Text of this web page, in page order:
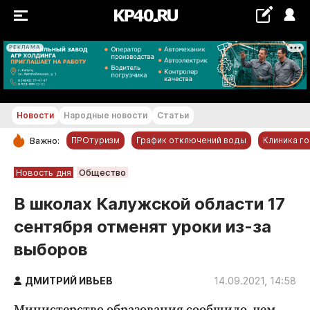
РЕКЛАМА
+22...+23 °С
РУБРИКИ
Новости компаний
Статьи
Народные новости
Авто и транспорт
Новости Народные новости Статьи
Важно: ПРОтуризм График отключений воды Клиника
Новость дня Общество
В школах Калужской области 17
сентября отменят уроки из-за
выборов
ДМИТРИЙ ИВЬЕВ 14.09.2021, 14:58